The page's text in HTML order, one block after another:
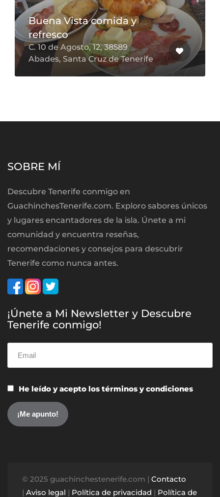
Buena Vista comida y
refresco
C. 10 de Agosto, 12, 38589
Abades, Santa Cruz de Tenerife
SOBRE MÍ
Descubre Tenerife conmigo en
GuachinchesTenerife.com. Exploro sabores únicos
y lugares encantadores de la isla. Únete a mi
comunidad y encuentra reseñas,
recomendaciones y consejos para descubrir
Tenerife como nunca antes.
¡Únete a Mi Newsletter y Descubre
Tenerife conmigo!
He leído y acepto los términos y condiciones
© 2025 guachinchestenerife.com | Contacto
| Aviso legal | Política de privacidad | Política de